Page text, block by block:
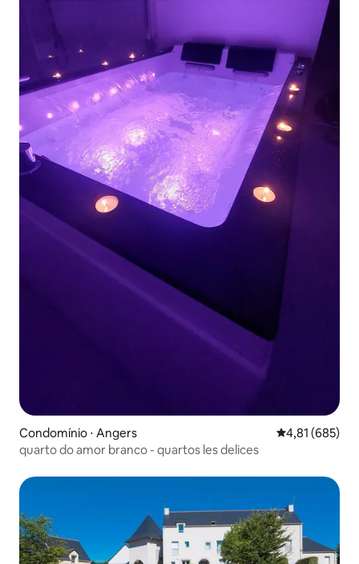
Condomínio ⋅ Angers 4,81 de uma
4,81 (685)
quarto do amor branco - quartos les delices